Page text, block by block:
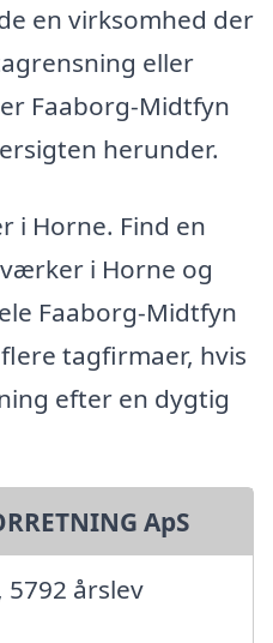
en virksomhed der
eller
Faaborg-Midtfyn
herunder.
i Horne. Find en
i Horne og
Faaborg-Midtfyn
tagfirmaer, hvis
efter en dygtig
ApS
5792 årslev